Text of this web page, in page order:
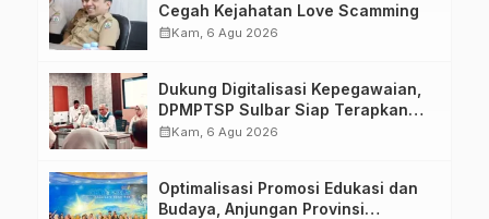
Cegah Kejahatan Love Scamming
calendar_monthKam, 6 Agu 2026
Dukung Digitalisasi Kepegawaian,
DPMPTSP Sulbar Siap Terapkan
Aplikasi FLEKSI ASN
calendar_monthKam, 6 Agu 2026
Optimalisasi Promosi Edukasi dan
Budaya, Anjungan Provinsi